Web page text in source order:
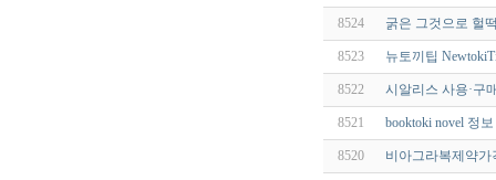
8524 굵은 그것으로 헐
8523 뉴토끼팁
8522 시알리스 사용·구
8521 booktoki novel 정
8520 비아그라복제약